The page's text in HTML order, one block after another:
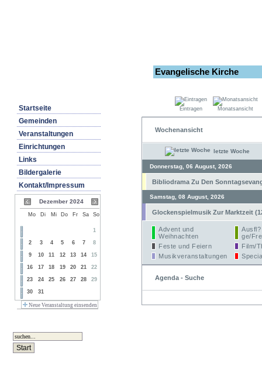
Evangelische Kirche
Startseite
Gemeinden
Veranstaltungen
Einrichtungen
Links
Bildergalerie
Kontakt/Impressum
Dezember 2024
Mo Di Mi Do Fr Sa So
1
2 3 4 5 6 7 8
9 10 11 12 13 14 15
16 17 18 19 20 21 22
23 24 25 26 27 28 29
30 31
Neue Veranstaltung einsenden
Eintragen Monatsansicht
Wochenansicht
letzte Woche
Donnerstag, 06 August, 2026
Bibliodrama Zu Den
Samstag, 08 August, 2026
Glockenspielmusik Zur Marktzeit
Advent und
Weihnachten
Ausfl?
ge/
Feste und Feiern
Film/
Musikveranstaltungen
Agenda - Suche